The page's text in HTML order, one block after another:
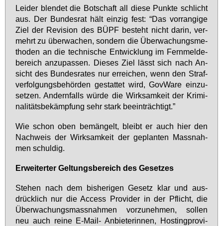
Lei­der blen­det die Bot­schaft all die­se Punk­te schlicht
aus. Der Bun­des­rat hält ein­zig fest: “Das vor­ran­gi­ge
Ziel der Re­vi­si­on des BÜPF be­steht nicht dar­in, ver­
mehrt zu über­wa­chen, son­dern die Über­wa­chungs­me­
tho­den an die tech­ni­sche Ent­wick­lung im Fern­mel­de­
be­reich an­zu­pas­sen. Die­ses Ziel lässt sich nach An­
sicht des Bun­des­ra­tes nur er­rei­chen, wenn den Straf­
ver­fol­gungs­be­hör­den ge­stat­tet wird, Gov­Wa­re ein­zu­
set­zen. An­dern­falls wür­de die Wirk­sam­keit der Kri­mi­
na­li­täts­be­kämp­fung sehr stark be­ein­träch­tigt.”
Wie schon oben be­män­gelt, bleibt er auch hier den
Nach­weis der Wirk­sam­keit der ge­plan­ten Mass­nah­
men schul­dig.
Er­wei­ter­ter Gel­tungs­be­reich des Ge­set­zes
Ste­hen nach dem bis­he­ri­gen Ge­setz klar und aus­
drück­lich nur die Ac­cess Pro­vi­der in der Pflicht, die
Über­wa­chungs­mass­nah­men vor­zu­neh­men, sol­len
neu auch rei­ne E-Mail- An­bie­te­rin­nen, Hos­ting­pro­vi­